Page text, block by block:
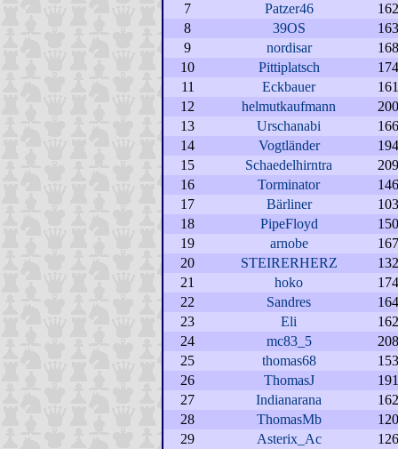
7
Patzer46
8
39OS
9
nordisar
10
Pittiplatsch
11
Eckbauer
12
helmutkaufmann
13
Urschanabi
14
Vogtländer
15
Schaedelhirntra
16
Torminator
17
Bärliner
18
PipeFloyd
19
arnobe
20
STEIRERHERZ
21
hoko
22
Sandres
23
Eli
24
mc83_5
25
thomas68
26
ThomasJ
27
Indianarana
28
ThomasMb
29
Asterix_Ac